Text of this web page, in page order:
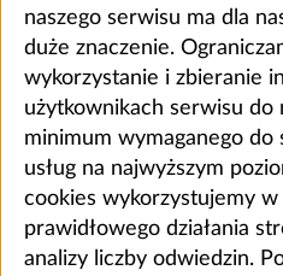
naszego serwisu ma dla
duże znaczenie.
wykorzystanie i zbieranie
użytkownikach serwisu do
minimum wymaganego do
usług na najwyższym
cookies wykorzystujemy w
prawidłowego działania
analizy liczby odwiedzin.